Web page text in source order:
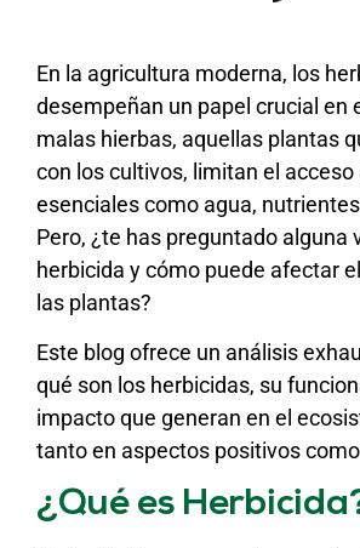
En la agricultura moderna, los
desempeñan un papel crucial en
malas hierbas, aquellas plantas
con los cultivos, limitan el acceso
esenciales como agua,
Pero, ¿te has preguntado alguna
herbicida y cómo puede afectar
las plantas?
Este blog ofrece un análisis
qué son los herbicidas, su
impacto que generan en el
tanto en aspectos positivos
¿Qué es